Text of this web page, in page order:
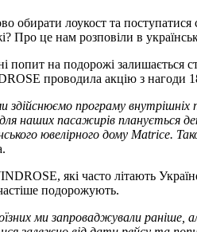
обирати лоукост та
Про це нам розповіли в
попит на подорожі залишається
проводила акцію з нагоди
здійснюємо програму внутрішніх
наших пасажирів планується
ювелірного дому Matrice.
які часто літають
подорожують.
ми запроваджували